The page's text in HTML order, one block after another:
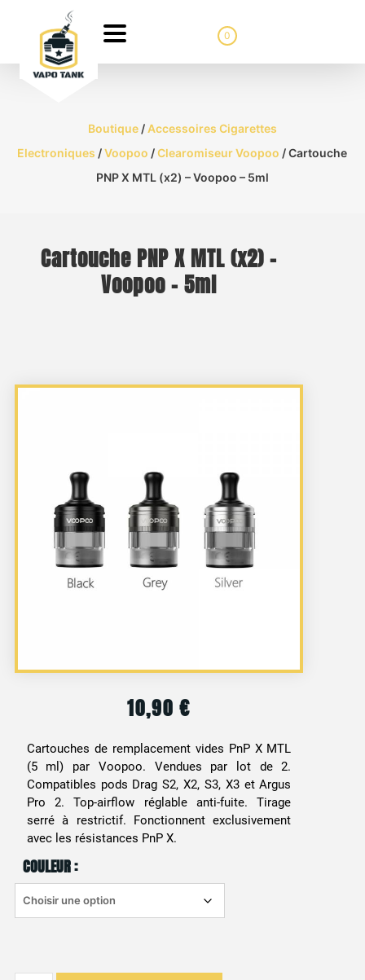
0
Boutique/ Accessoires Cigarettes
Electroniques /Voopoo /Clearomiseur Voopoo / Cartouche
PNP X MTL (x2) – Voopoo – 5ml
Cartouche PNP X MTL (x2) –
Voopoo – 5ml
10,90€
Cartouches de remplacement vides PnP X MTL
(5 ml) par Voopoo. Vendues par lot de 2.
Compatibles pods Drag S2, X2, S3, X3 et Argus
Pro 2. Top-airflow réglable anti-fuite. Tirage
serré à restrictif. Fonctionnent exclusivement
avec les résistances PnP X.
COULEUR :